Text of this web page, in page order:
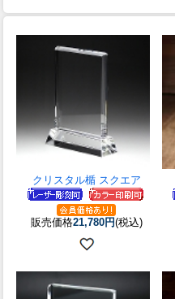
クリスタル楯 スクエア
販売価格21,780円(税込)